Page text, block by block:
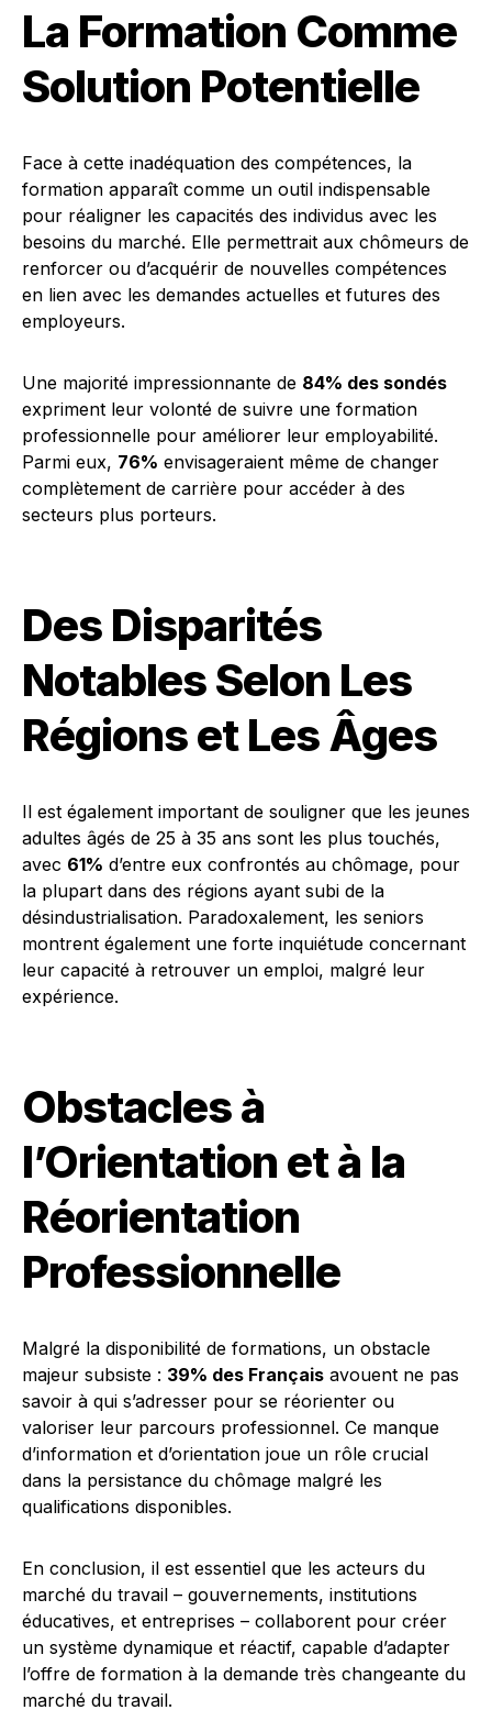
La Formation Comme
Solution Potentielle
Face à cette inadéquation des compétences, la
formation apparaît comme un outil indispensable
pour réaligner les capacités des individus avec les
besoins du marché. Elle permettrait aux chômeurs de
renforcer ou d’acquérir de nouvelles compétences
en lien avec les demandes actuelles et futures des
employeurs.
Une majorité impressionnante de 84% des sondés
expriment leur volonté de suivre une formation
professionnelle pour améliorer leur employabilité.
Parmi eux, 76% envisageraient même de changer
complètement de carrière pour accéder à des
secteurs plus porteurs.
Des Disparités
Notables Selon Les
Régions et Les Âges
Il est également important de souligner que les jeunes
adultes âgés de 25 à 35 ans sont les plus touchés,
avec 61% d’entre eux confrontés au chômage, pour
la plupart dans des régions ayant subi de la
désindustrialisation. Paradoxalement, les seniors
montrent également une forte inquiétude concernant
leur capacité à retrouver un emploi, malgré leur
expérience.
Obstacles à
l’Orientation et à la
Réorientation
Professionnelle
Malgré la disponibilité de formations, un obstacle
majeur subsiste : 39% des Français avouent ne pas
savoir à qui s’adresser pour se réorienter ou
valoriser leur parcours professionnel. Ce manque
d’information et d’orientation joue un rôle crucial
dans la persistance du chômage malgré les
qualifications disponibles.
En conclusion, il est essentiel que les acteurs du
marché du travail – gouvernements, institutions
éducatives, et entreprises – collaborent pour créer
un système dynamique et réactif, capable d’adapter
l’offre de formation à la demande très changeante du
marché du travail.